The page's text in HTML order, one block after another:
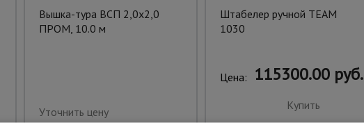
Вышка-тура ВСП 2,0x2,0
ПРОМ, 10.0 м
Уточнить цену
Штабелер ручной TEAM
1030
Цена: 115300.00 руб.
Купить